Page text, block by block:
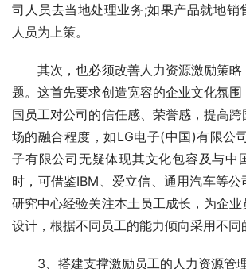
司人员去当地处理业务;如果产品就地销
人员为上策。
其次，也必须改善人力资源激励策略
题。这首先要求创造宽容的企业文化氛
国员工对公司的信任感、荣誉感，提高
场的融合程度，如LG电子(中国)有限公
子有限公司无疑体现其文化包容及与中
时，可借鉴IBM、爱立信、通用汽车等
研究中心经验关注本土员工成长，为企
设计，根据不同员工的能力倾向采用不同
3、搭建支撑激励员工的人力资源管